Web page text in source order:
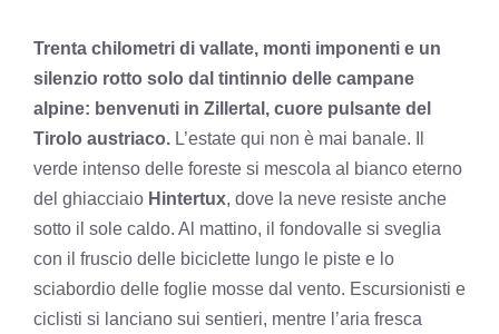
Trenta chilometri di vallate, monti imponenti e un
silenzio rotto solo dal tintinnio delle campane
alpine: benvenuti in Zillertal, cuore pulsante del
Tirolo austriaco. L’estate qui non è mai banale. Il
verde intenso delle foreste si mescola al bianco eterno
del ghiacciaio Hintertux, dove la neve resiste anche
sotto il sole caldo. Al mattino, il fondovalle si sveglia
con il fruscio delle biciclette lungo le piste e lo
sciabordio delle foglie mosse dal vento. Escursionisti e
ciclisti si lanciano sui sentieri, mentre l’aria fresca